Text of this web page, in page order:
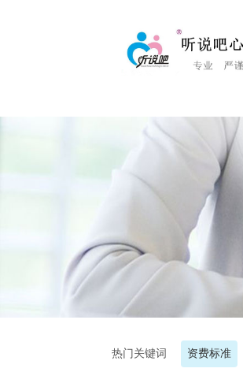
热门关键词 资费标准